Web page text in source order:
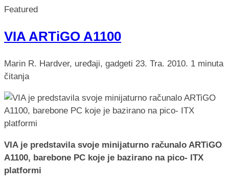
Featured
VIA ARTiGO A1100
Marin R. Hardver, uređaji, gadgeti 23. Tra. 2010. 1 minuta
čitanja
VIA je predstavila svoje minijaturno računalo ARTiGO
A1100, barebone PC koje je bazirano na pico- ITX
platformi